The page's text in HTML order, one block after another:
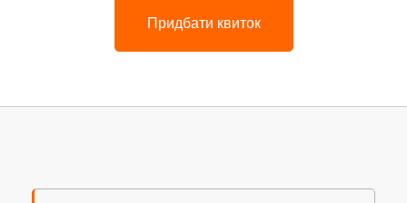
Придбати квиток